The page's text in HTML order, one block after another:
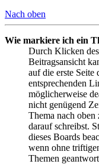
Nach oben
Wie markiere ich ein
Durch Klicken
Beitragsansicht
auf die erste Seite
entsprechenden
möglicherweise
nicht genügend
Thema nach
darauf schreibst.
dieses Boards
wenn ohne
Themen